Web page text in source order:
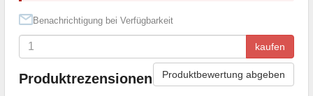
Benachrichtigung bei Verfügbarkeit
kaufen
Produktrezensionen Produktbewertung abgeben